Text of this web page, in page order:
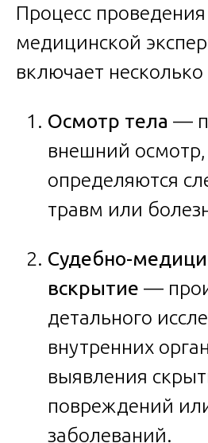
Процесс
медицинской
включает несколько
Осмотр тела —
внешний осмотр,
определяются
травм или
Судебно-
вскрытие —
детального
внутренних
выявления
повреждений
заболеваний.